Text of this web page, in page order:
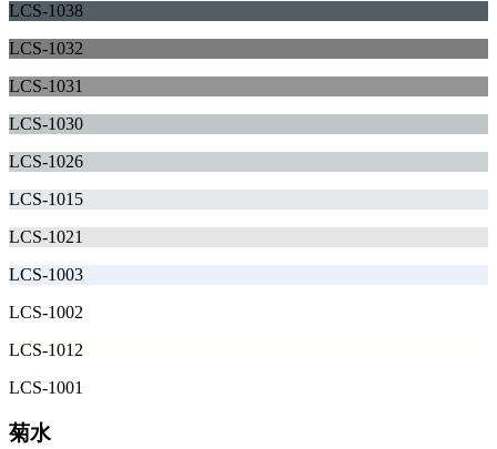
LCS-1038
LCS-1032
LCS-1031
LCS-1030
LCS-1026
LCS-1015
LCS-1021
LCS-1003
LCS-1002
LCS-1012
LCS-1001
菊水